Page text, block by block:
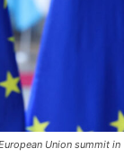
Union summit in